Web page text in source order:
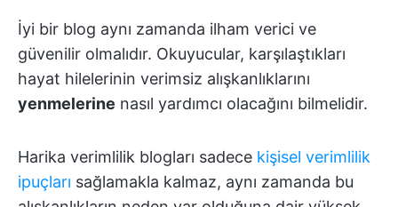
İyi bir blog aynı zamanda ilham verici ve
güvenilir olmalıdır. Okuyucular, karşılaştıkları
hayat hilelerinin verimsiz alışkanlıklarını
yenmelerine nasıl yardımcı olacağını bilmelidir.
Harika verimlilik blogları sadece kişisel verimlilik
ipuçları sağlamakla kalmaz, aynı zamanda bu